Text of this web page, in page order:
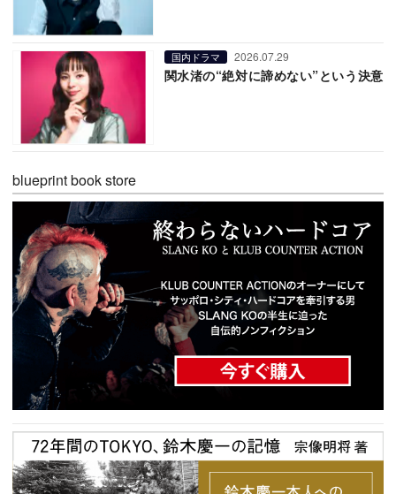
国内ドラマ 2026.07.29
関水渚の“絶対に諦めない”という決意
blueprint book store